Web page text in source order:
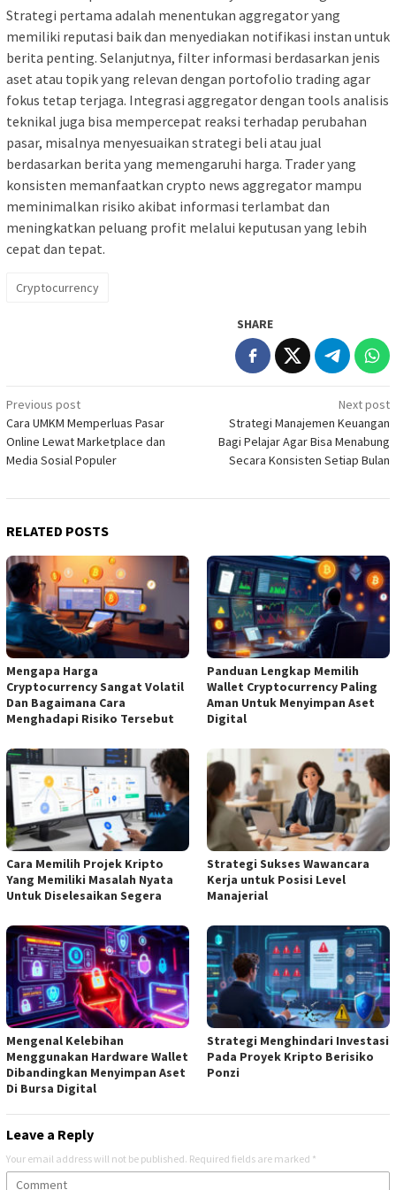
Strategi pertama adalah menentukan aggregator yang
memiliki reputasi baik dan menyediakan notifikasi instan untuk
berita penting. Selanjutnya, filter informasi berdasarkan jenis
aset atau topik yang relevan dengan portofolio trading agar
fokus tetap terjaga. Integrasi aggregator dengan tools analisis
teknikal juga bisa mempercepat reaksi terhadap perubahan
pasar, misalnya menyesuaikan strategi beli atau jual
berdasarkan berita yang memengaruhi harga. Trader yang
konsisten memanfaatkan crypto news aggregator mampu
meminimalkan risiko akibat informasi terlambat dan
meningkatkan peluang profit melalui keputusan yang lebih
cepat dan tepat.
Cryptocurrency
SHARE
Post
navigation
Previous post
Cara UMKM Memperluas Pasar
Online Lewat Marketplace dan
Media Sosial Populer
Next post
Strategi Manajemen Keuangan
Bagi Pelajar Agar Bisa Menabung
Secara Konsisten Setiap Bulan
RELATED POSTS
Mengapa Harga
Cryptocurrency Sangat Volatil
Dan Bagaimana Cara
Menghadapi Risiko Tersebut
Panduan Lengkap Memilih
Wallet Cryptocurrency Paling
Aman Untuk Menyimpan Aset
Digital
Cara Memilih Projek Kripto
Yang Memiliki Masalah Nyata
Untuk Diselesaikan Segera
Strategi Sukses Wawancara
Kerja untuk Posisi Level
Manajerial
Mengenal Kelebihan
Menggunakan Hardware Wallet
Dibandingkan Menyimpan Aset
Di Bursa Digital
Strategi Menghindari Investasi
Pada Proyek Kripto Berisiko
Ponzi
Leave a Reply
Your email address will not be published. Required fields are marked *